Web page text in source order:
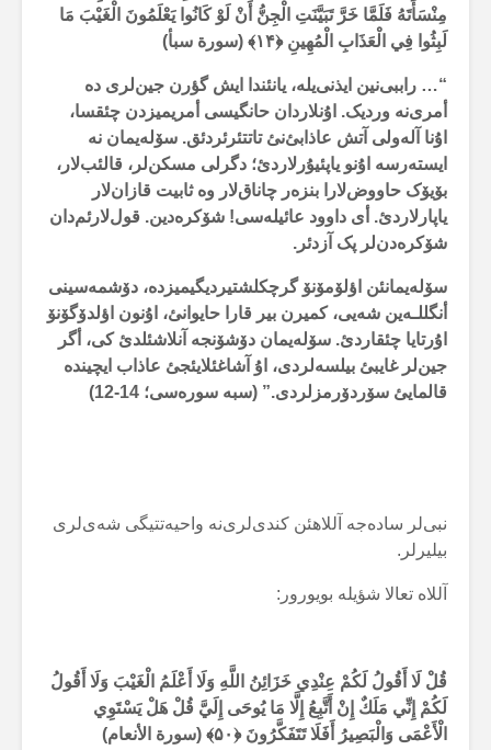
مِنْسَأَتَهُ فَلَمَّا خَرَّ تَبَيَّنَتِ الْجِنُّ أَنْ لَوْ كَانُوا يَعْلَمُونَ الْغَيْبَ مَا
لَبِثُوا فِي الْعَذَابِ الْمُهِينِ ﴿۱۴﴾ (سورة سبأ)
“… راببی‌نین ایذنی‌یلە، یانئندا ایش گؤرن جین‌لری دە
أمری‌نە وردیک. اۇنلاردان حانگیسی أمریمیزدن چئقسا،
اۇنا آلەولی آتش عاذابئ‌نئ تاتتئرئردئق. سۆلەیمان نە
ایستەرسە اۇنو یاپئیۇرلاردئ؛ دگرلی مسکن‌لر، قالئب‌لار،
بۆیۆک حاووض‌لارا بنزەر چاناق‌لار وە ثابیت قازان‌لار
یاپارلاردئ. أی داوود عائیلەسی! شۆکرەدین. قول‌لارئم‌دان
شۆکرەدن‌لر پک آزدئر.
سۆلەیمانئن اؤلۆمۆنۆ گرچکلشتیردیگیمیزدە، دۆشمەسینی
أنگللـەین شەیی، کمیرن بیر قارا حایوانئ، اۇنون اؤلدۆگۆنۆ
اۇرتایا چئقاردئ. سۆلەیمان دۆشۆنجە آنلاشئلدئ کی، أگر
جین‌لر غایبئ بیلسەلردی، اۇ آشاغئلایئجئ عاذاب ایچیندە
قالمایئ سۆردۆرمزلردی.” (سبە سورەسی؛ 14-12)
نبی‌لر سادەجە آللاهئن کندی‌لری‌نە واحیەتتیگی شەی‌لری
بیلیرلر.
آللاە تعالا شؤیلە بویورور:
قُلْ لَا أَقُولُ لَكُمْ عِنْدِي خَزَائِنُ اللَّهِ وَلَا أَعْلَمُ الْغَيْبَ وَلَا أَقُولُ
لَكُمْ إِنِّي مَلَكٌ إِنْ أَتَّبِعُ إِلَّا مَا يُوحَى إِلَيَّ قُلْ هَلْ يَسْتَوِي
الْأَعْمَى وَالْبَصِيرُ أَفَلَا تَتَفَكَّرُونَ﴿۵۰﴾ (سورة الأنعام)